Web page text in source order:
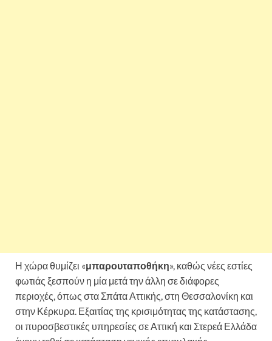
Η χώρα θυμίζει «μπαρουταποθήκη», καθώς νέες εστίες
φωτιάς ξεσπούν η μία μετά την άλλη σε διάφορες
περιοχές, όπως στα Σπάτα Αττικής, στη Θεσσαλονίκη και
στην Κέρκυρα. Εξαιτίας της κρισιμότητας της κατάστασης,
οι πυροσβεστικές υπηρεσίες σε Αττική και Στερεά Ελλάδα